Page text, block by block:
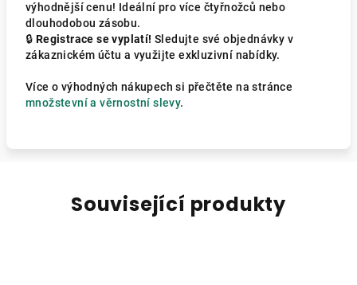
výhodnější cenu! Ideální pro více čtyřnožců nebo
dlouhodobou zásobu.
🔒 Registrace se vyplatí! Sledujte své objednávky v
zákaznickém účtu a využijte exkluzivní nabídky.
Více o výhodných nákupech si přečtěte na stránce
množstevní a věrnostní slevy.
Související produkty